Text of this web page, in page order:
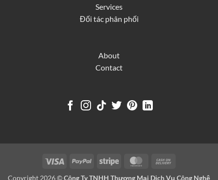
Services
Đối tác phân phối
About
Contact
Visa PayPal Stripe MasterCard
Copyright 2026 ©Công Ty TNHH Thương Mại Dịch Vụ Công Nghệ